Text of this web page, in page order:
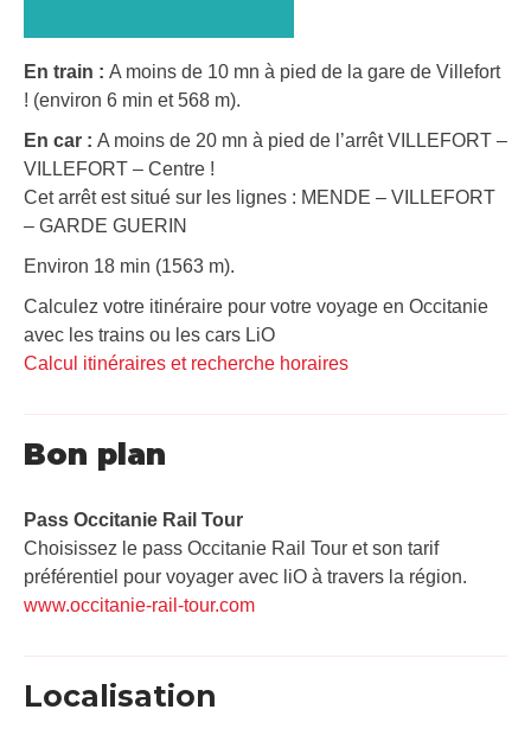
En train : A moins de 10 mn à pied de la gare de Villefort
! (environ 6 min et 568 m).
En car : A moins de 20 mn à pied de l’arrêt VILLEFORT –
VILLEFORT – Centre !
Cet arrêt est situé sur les lignes : MENDE – VILLEFORT
– GARDE GUERIN
Environ 18 min (1563 m).
Calculez votre itinéraire pour votre voyage en Occitanie
avec les trains ou les cars LiO
Calcul itinéraires et recherche horaires
Bon plan
Pass Occitanie Rail Tour​
Choisissez le pass Occitanie Rail Tour et son tarif
préférentiel pour voyager avec liO à travers la région.
www.occitanie-rail-tour.com
Localisation